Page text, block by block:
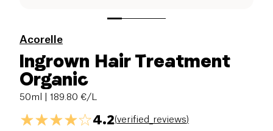
Acorelle
Ingrown Hair Treatment
Organic
50ml | 189.80 €/L
4.2(verified_reviews)